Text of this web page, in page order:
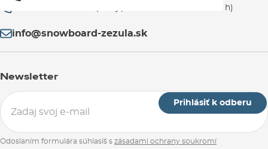
(volaj pondelok až sobota 7–16 h)
info@snowboard-zezula.sk
Newsletter
Prihlásiť k odberu
Odoslaním formulára súhlasíš s zásadami ochrany soukromí